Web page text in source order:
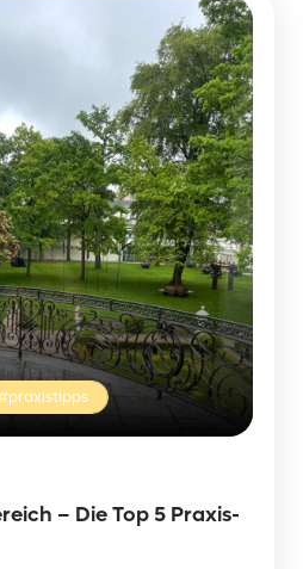
– Die Top 5 Praxis-